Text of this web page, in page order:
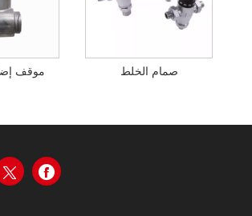
موقف صمام الخلط